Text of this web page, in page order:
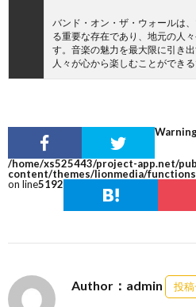
バンド・オン・ザ・ウォールは
る重要な存在であり、地元の人
す。音楽の魅力を最大限に引き
人々が心から楽しむことができる
/home/xs525443/project-app.net/
content/themes/lionmedia/
on line5192
Author：admin 投